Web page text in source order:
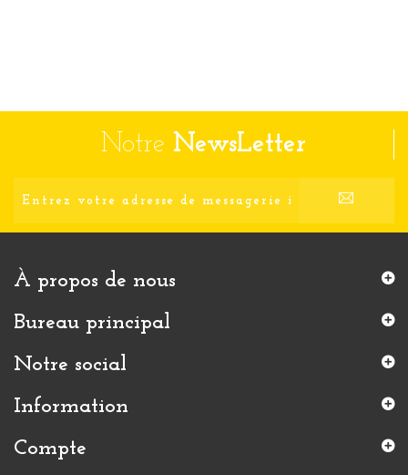
Notre NewsLetter
À propos de nous
Bureau principal
Notre social
Information
Compte